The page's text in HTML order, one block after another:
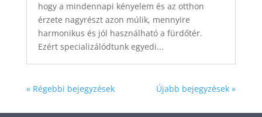
hogy a mindennapi kényelem és az otthon
érzete nagyrészt azon múlik, mennyire
harmonikus és jól használható a fürdőtér.
Ezért specializálódtunk egyedi...
« Régebbi bejegyzések Újabb bejegyzések »